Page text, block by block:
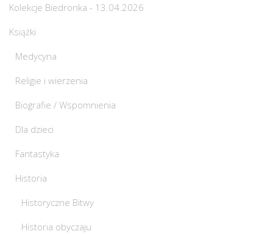
Kolekcje Biedronka - 13.04.2026
Książki
Medycyna
Religie i wierzenia
Biografie / Wspomnienia
Dla dzieci
Fantastyka
Historia
Historyczne Bitwy
Historia obyczaju